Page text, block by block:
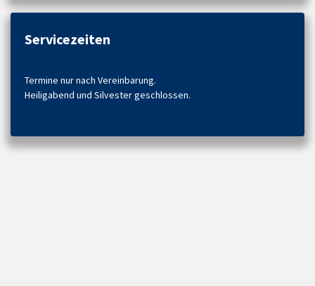
Servicezeiten
Termine nur nach Vereinbarung.